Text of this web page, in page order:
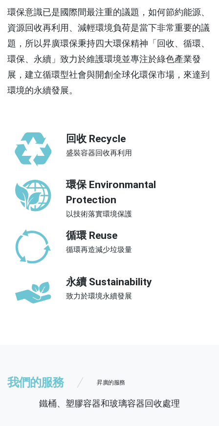
環保意識已是國際間最注重的議題，如何節約能源、
資源回收再利用、減輕環境負荷是當下非常重要的議
題，所以昇廣環保秉持四大環保精神「回收、循環、
環保、永續」致力於維護環境並專注於綠色產業發
展，建立循環型社會與開創全球化環保市場，來達到
環境的永續發展。
回收 Recycle
盛裝容器回收再利用
環保 Environmantal
Protection
以技術落實環境保護
循環 Reuse
循環再造減少垃圾量
永續 Sustainability
致力於環境永續發展
我們的服務 昇廣的服務
鐵桶、塑膠容器和玻璃容器回收處理